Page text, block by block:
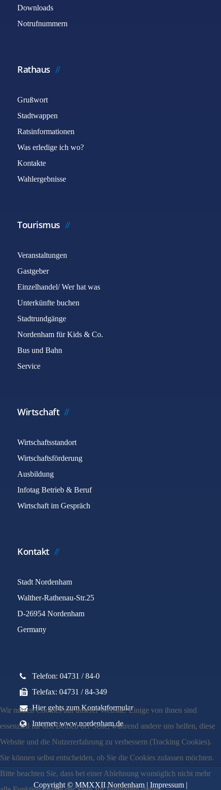
Downloads
Notrufnummern
Rathaus
Grußwort
Stadtwappen
Ratsinformationen
Was erledige ich wo?
Kontakte
Wahlergebnisse
Tourismus
Veranstaltungen
Gastgeber
Einzelhandel/ Wer hat was
Unterkünfte buchen
Stadtrundgänge
Nordenham für Kids & Co.
Bus und Bahn
Service
Wirtschaft
Wirtschaftsstandort
Wirtschaftsförderung
Ausbildung
Infotag Betrieb & Beruf
Wirtschaft im Gespräch
Kontakt
Stadt Nordenham
Walther-Rathenau-Str.25
D-26954 Nordenham
Germany
Telefon: 04731 / 84-0
Telefax: 04731 / 84-349
Hier gehts zum Kontaktformular
Internet: www.nordenham.de
Copyright © MMXXII Nordenham |Impressum |
Wir nutzen Cookies auf unserer Website. Einige von ihnen sind
essenziell für den Betrieb der Seite, während andere uns helfen, diese
Website und die Nutzererfahrung zu verbessern (Tracking Cookies).
Sie können selbst entscheiden, ob Sie die Cookies zulassen möchten.
Bitte beachten Sie, dass bei einer Ablehnung womöglich nicht mehr